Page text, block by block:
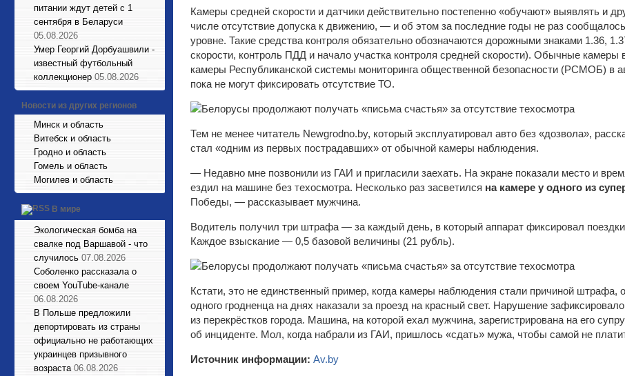
питании ждут детей с 1
сентября в Беларуси
05.08.2026
Умер Георгий Дорбуашвили -
известный футбольный
коллекционер 05.08.2026
Новости из других регионов
Минск и область
Витебск и область
Гродно и область
Гомель и область
Могилев и область
В мире
Экологическая бомба на
свалке под Варшавой - что
случилось 07.08.2026
Соболенко рассказала о
своем YouTube-канале
06.08.2026
В Польше предложили
депортировать из страны
официально не работающих
украинцев призывного
возраста 06.08.2026
Камеры средней скорости и датчики действительно постепенно «обучают» выявлять и
числе отсутствие допуска к движению, — и об этом за последние годы не раз
уровне. Такие средства контроля обязательно обозначаются дорожными знаками 1.36,
скорости, контроль ПДД и начало участка контроля средней скорости). Обычные камеры
камеры Республиканской системы мониторинга общественной безопасности (РСМОБ) в
пока не могут фиксировать отсутствие ТО.
Тем не менее читатель Newgrоdnо.by, который эксплуатировал авто без «дозвола»,
стал «одним из первых пострадавших» от обычной камеры наблюдения.
— Недавно мне позвонили из ГАИ и пригласили заехать. На экране показали место и
ездил на машине без техосмотра. Несколько раз засветился на камере у одного из
Победы, — рассказывает мужчина.
Водитель получил три штрафа — за каждый день, в который аппарат фиксировал
Каждое взыскание — 0,5 базовой величины (21 рубль).
Кстати, это не единственный пример, когда камеры наблюдения стали причиной штрафа,
одного гродненца на днях наказали за проезд на красный свет. Нарушение
из перекрёстков города. Машина, на которой ехал мужчина, зарегистрирована на его
об инциденте. Мол, когда набрали из ГАИ, пришлось «сдать» мужа, чтобы самой не
Источник информации: Av.by